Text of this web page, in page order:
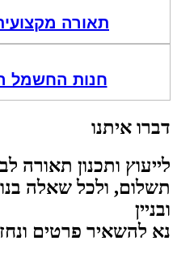
תאורה
חנות החשמל
דברו איתנו
לייעוץ ותכנון
תשלום, ולכל שאלה
ובניין
נא להשאיר פרטים